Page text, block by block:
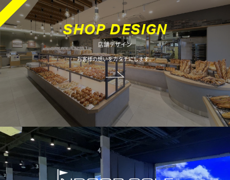
オフィスデザイン
不動産情報
SHOP DESIGN
店舗デザイン
お客様の想いをカタチにします。